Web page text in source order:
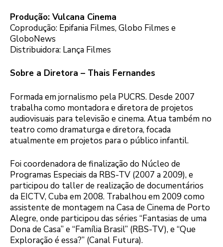
Produção: Vulcana Cinema
Coprodução: Epifania Filmes, Globo Filmes e
GloboNews
Distribuidora: Lança Filmes
Sobre a Diretora – Thais Fernandes
Formada em jornalismo pela PUCRS. Desde 2007
trabalha como montadora e diretora de projetos
audiovisuais para televisão e cinema. Atua também no
teatro como dramaturga e diretora, focada
atualmente em projetos para o público infantil.
Foi coordenadora de finalização do Núcleo de
Programas Especiais da RBS-TV (2007 a 2009), e
participou do taller de realização de documentários
da EICTV, Cuba em 2008. Trabalhou em 2009 como
assistente de montagem na Casa de Cinema de Porto
Alegre, onde participou das séries “Fantasias de uma
Dona de Casa” e “Família Brasil” (RBS-TV), e “Que
Exploração é essa?” (Canal Futura).